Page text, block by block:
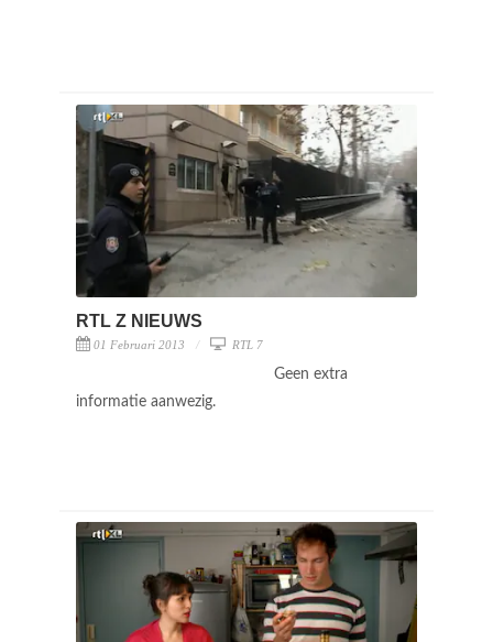
RTL Z NIEUWS
01 Februari 2013 RTL 7
Geen extra
informatie aanwezig.